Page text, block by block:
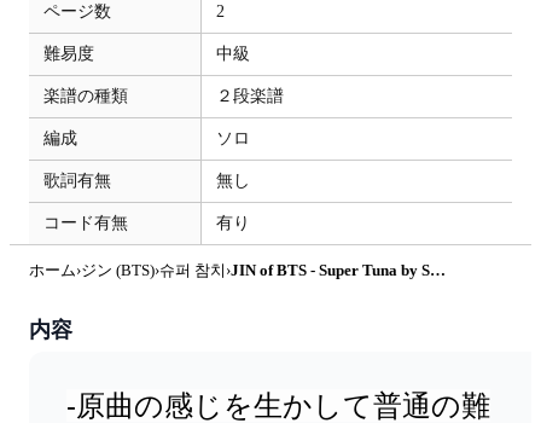
ページ数 2
難易度 中級
楽譜の種類 ２段楽譜
編成 ソロ
歌詞有無 無し
コード有無 有り
ホーム›ジン (BTS)›슈퍼 참치 › JIN of BTS - Super Tuna by SweetPiano
内容
-原曲の感じを生かして普通の難